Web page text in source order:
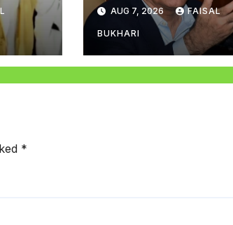
مراد علی شاہ
AUG 7, 2026 FAISAL
BUKHARI
*